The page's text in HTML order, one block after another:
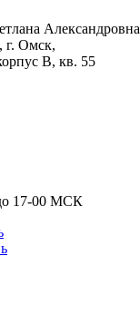
Александровна
г. Омск,
В, кв. 55
17-00 МСК